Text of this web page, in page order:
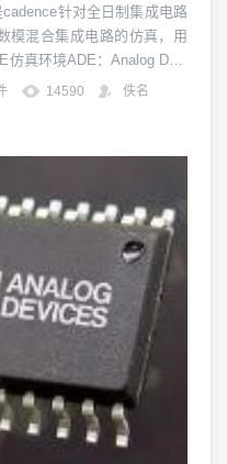
模混合集成电路的仿真，用
真环境ADE：Analog Desi
新建版图新建config文件：
14590 佚名